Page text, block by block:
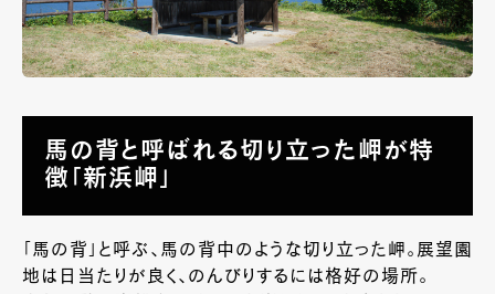
馬の背と呼ばれる切り立った岬が特
徴「新浜岬」
「馬の背」と呼ぶ、馬の背中のような切り立った岬。展望園
地は日当たりが良く、のんびりするには格好の場所。